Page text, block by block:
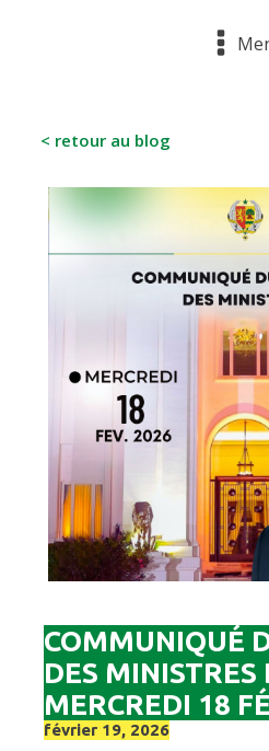
< retour au blog
COMMUNIQUÉ
DES MINISTRES
MERCREDI 18
février 19, 2026